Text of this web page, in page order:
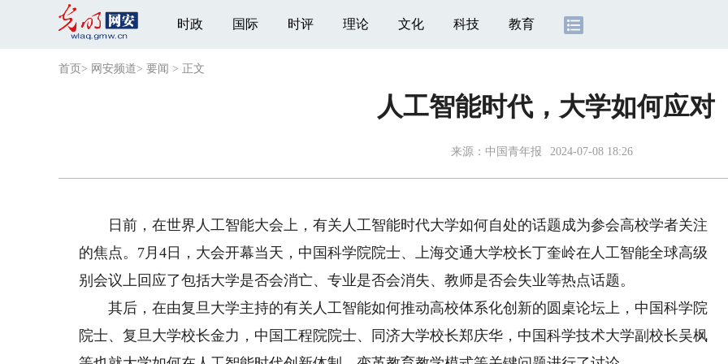
时政 国际 时评 理论 文化 科技 教育
首页 > 网安频道> 要闻 > 正文
人工智能时代，大学如何应对
来源： 中国青年报 2024-07-08 18:26
日前，在世界人工智能大会上，有关人工智能时代大学如何自处的话题成为参会高校学者关注
的焦点。7月4日，大会开幕当天，中国科学院院士、上海交通大学校长丁奎岭在人工智能全球高级
别会议上回应了包括大学是否会消亡、专业是否会消失、教师是否会失业等热点话题。
其后，在由复旦大学主持的有关人工智能如何推动高校体系化创新的圆桌论坛上，中国科学院
院士、复旦大学校长金力，中国工程院院士、同济大学校长郑庆华，中国科学技术大学副校长吴枫